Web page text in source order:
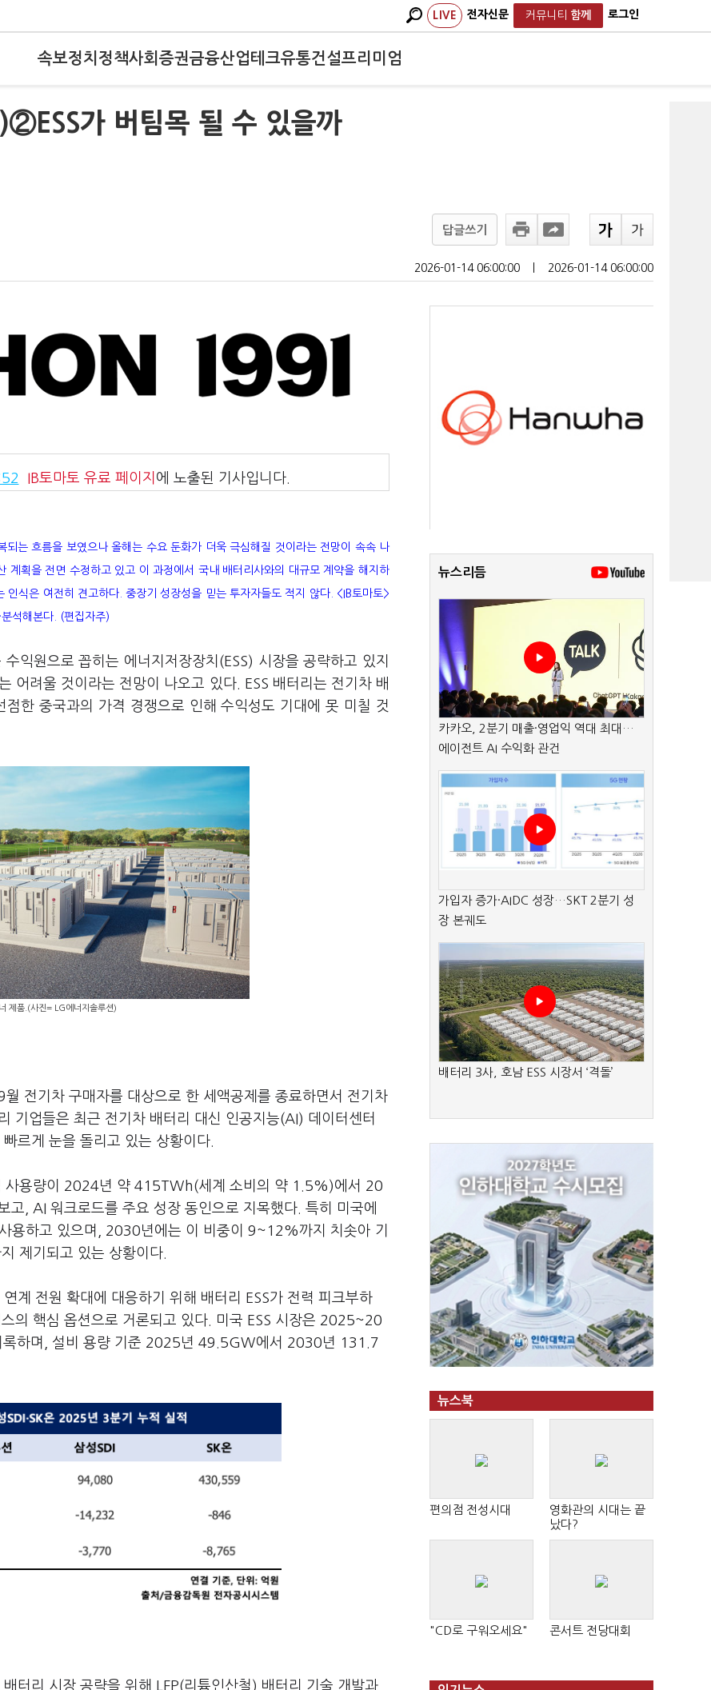
LIVE 전자신문 커뮤니티 함께 로그인
속보정치 정책사회 증권금융산업테크유통건설프리미엄
가 버팀목 될 수 있을까
답글쓰기
2026-01-14 06:00:00 2026-01-14 06:00:00
IB토마토 유료 페이지 에 노출된 기사입니다.
는 흐름을 보였으나 올해는 수요 둔화가 더욱 극심해질 것이라는 전망이 속속 나
계획을 전면 수정하고 있고 이 과정에서 국내 배터리사와의 대규모 계약을 해지하
식은 여전히 견고하다. 중장기 성장성을 믿는 투자자들도 적지 않다. <IB토마토>
석해본다. (편집자주)
익원으로 꼽히는 에너지저장장치(ESS) 시장을 공략하고 있지
어려울 것이라는 전망이 나오고 있다. ESS 배터리는 전기차 배
한 중국과의 가격 경쟁으로 인해 수익성도 기대에 못 미칠 것
제품.(사진= LG에너지솔루션)
전기차 구매자를 대상으로 한 세액공제를 종료하면서 전기차
기업들은 최근 전기차 배터리 대신 인공지능(AI) 데이터센터
르게 눈을 돌리고 있는 상황이다.
사용량이 2024년 약 415TWh(세계 소비의 약 1.5%)에서 20
, AI 워크로드를 주요 성장 동인으로 지목했다. 특히 미국에
용하고 있으며, 2030년에는 이 비중이 9~12%까지 치솟아 기
제기되고 있는 상황이다.
계 전원 확대에 대응하기 위해 배터리 ESS가 전력 피크부하
의 핵심 옵션으로 거론되고 있다. 미국 ESS 시장은 2025~20
하며, 설비 용량 기준 2025년 49.5GW에서 2030년 131.7
터리 시장 공략을 위해 LFP(리튬인산철) 배터리 기술 개발과
뉴스리듬
카카오, 2분기 매출·영업익 역대 최대…
에이전트 AI 수익화 관건
가입자 증가·AIDC 성장…SKT 2분기 성
장 본궤도
배터리 3사, 호남 ESS 시장서 ‘격돌’
뉴스북
편의점 전성시대
영화관의 시대는 끝
났다?
"CD로 구워오세요" 콘서트 전당대회